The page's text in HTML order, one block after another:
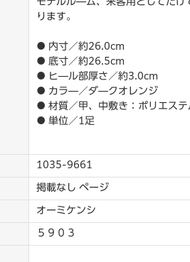
モデルル―ム、来客用としてだけ
ります。
● 内寸／約26.0cm
● 底寸／約26.5cm
● ヒ―ル部厚さ／約3.0cm
● カラ―／ダ―クオレンジ
● 材質／甲、中敷き：ポリエス
● 単位／1足
1035-9661
掲載なし ページ
オーミケンシ
５９０３